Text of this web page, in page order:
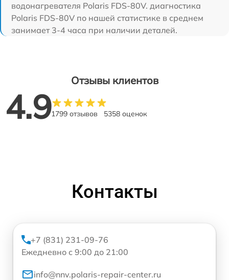
водонагревателя Polaris FDS-80V. диагностика
Polaris FDS-80V по нашей статистике в среднем
занимает 3-4 часа при наличии деталей.
Отзывы клиентов
4.91799 отзывов 5358 оценок
Контакты
+7 (831) 231-09-76
Ежедневно с 9:00 до 21:00
info@nnv.polaris-repair-center.ru